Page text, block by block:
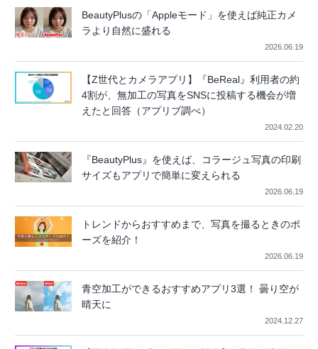
BeautyPlusの「Appleモード」を使えば純正カメ
ラより自然に盛れる
2026.06.19
【Z世代とカメラアプリ】『BeReal』利用者の約
4割が、無加工の写真をSNSに投稿する機会が増
えたと回答（アプリブ調べ）
2024.02.20
『BeautyPlus』を使えば、コラージュ写真の印刷
サイズもアプリで簡単に変えられる
2026.06.19
トレンドからおすすめまで、写真を撮るときのポ
ーズを紹介！
2026.06.19
青空加工ができるおすすめアプリ3選！ 曇り空が
晴天に
2024.12.27